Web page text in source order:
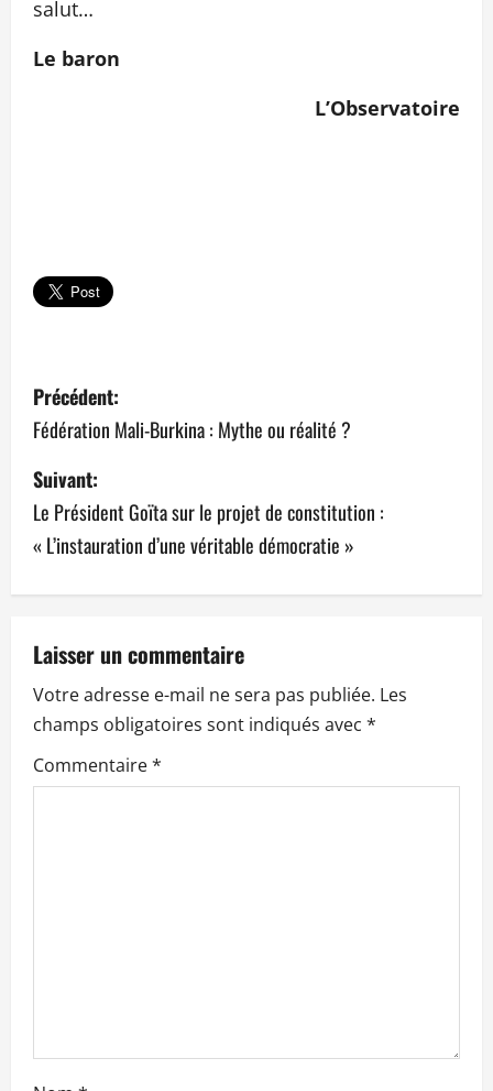
salut…
Le baron
L’Observatoire
N
a
v
i
g
t
i
o
n
i
Précédent:
Fédération Mali-Burkina : Mythe ou réalité ?
Suivant:
Le Président Goïta sur le projet de constitution :
« L’instauration d’une véritable démocratie »
Laisser un commentaire
Votre adresse e-mail ne sera pas publiée. Les
champs obligatoires sont indiqués avec *
Commentaire*